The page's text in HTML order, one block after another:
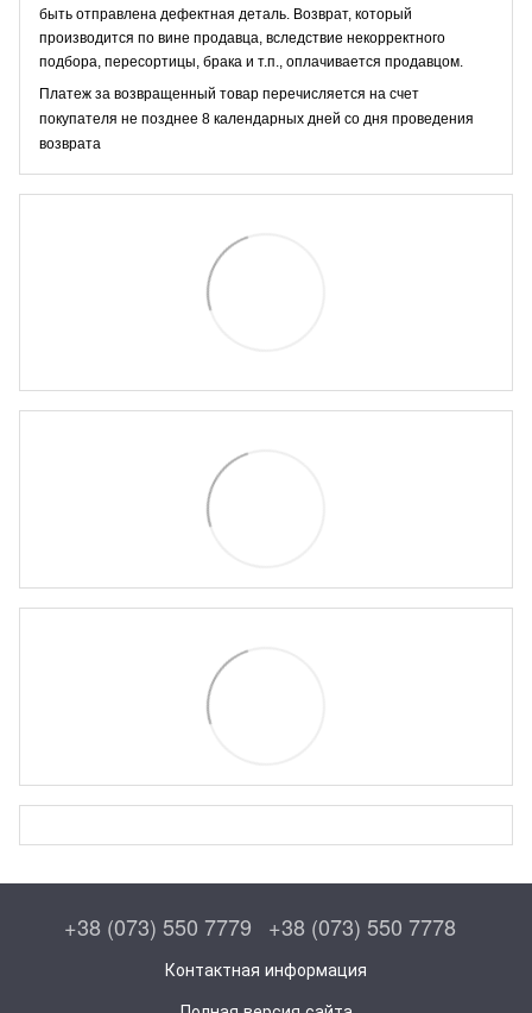
быть отправлена дефектная деталь. Возврат, который
производится по вине продавца, вследствие некорректного
подбора, пересортицы, брака и т.п., оплачивается продавцом.
Платеж за возвращенный товар перечисляется на счет
покупателя не позднее 8 календарных дней со дня проведения
возврата
+38 (073) 550 7779 +38 (073) 550 7778
Контактная информация